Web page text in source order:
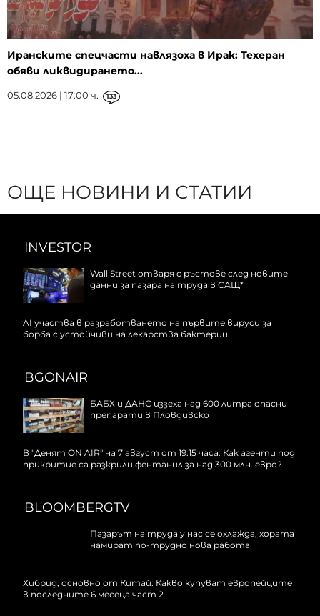
Иранските спецчасти навлязоха в Ирак: Техеран
обяви ликвидирането...
05.08.2026 | 17:00 ч. 133
ОЩЕ НОВИНИ И СТАТИИ
INVESTOR
Wall Street отваря с ръстове след новите
данни за пазара на труда в САЩ*
AI участва в разработването на първите вируси за
борба с устойчиви на лекарства бактерии
BGONAIR
БАБХ и ДАНС иззеха над 600 литра опасни
препарати в Пловдивско
В "Денят ON AIR" на 7 август от 19:15 часа: Как агенти под
прикритие са разкрили фентанил за над 300 млн. евро?
BLOOMBERGTV
Пазарът на труда у нас се охлажда, хората
намират по-трудно нова работа
Хибрид, основно от Китай: Какво купуват европейците
в последните 6 месеца част 2